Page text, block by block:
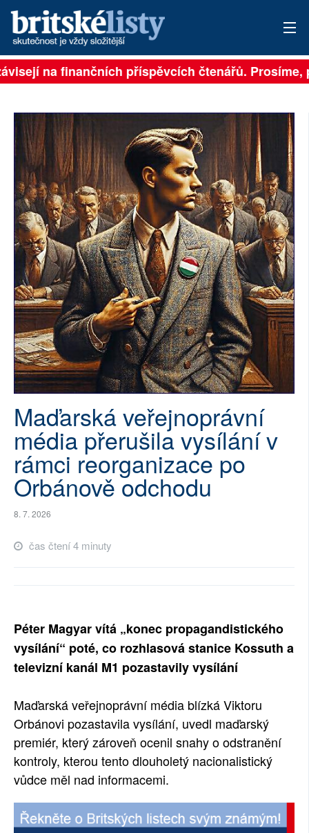
PŘIHLÁSIT
ARCHIV
ROZHOVORY
TÉMATA
NEJČTENĚJŠÍ ZA 7 DNÍ
AUTOŘI
PŘÍSPĚVKY NA PROVOZ
SOCIÁLNÍ SÍTĚ
RUBRIKY
PLNÁ VERZE STRÁNEK
na finančních příspěvcích čtenářů. Prosíme,
Maďarská veřejnoprávní
média přerušila vysílání v
rámci reorganizace po
Orbánově odchodu
8. 7. 2026
čas čtení 4 minuty
Péter Magyar vítá „konec propagandistického
vysílání“ poté, co rozhlasová stanice Kossuth a
televizní kanál M1 pozastavily vysílání
Maďarská veřejnoprávní média blízká Viktoru
Orbánovi pozastavila vysílání, uvedl maďarský
premiér, který zároveň ocenil snahy o odstranění
kontroly, kterou tento dlouholetý nacionalistický
vůdce měl nad informacemi.